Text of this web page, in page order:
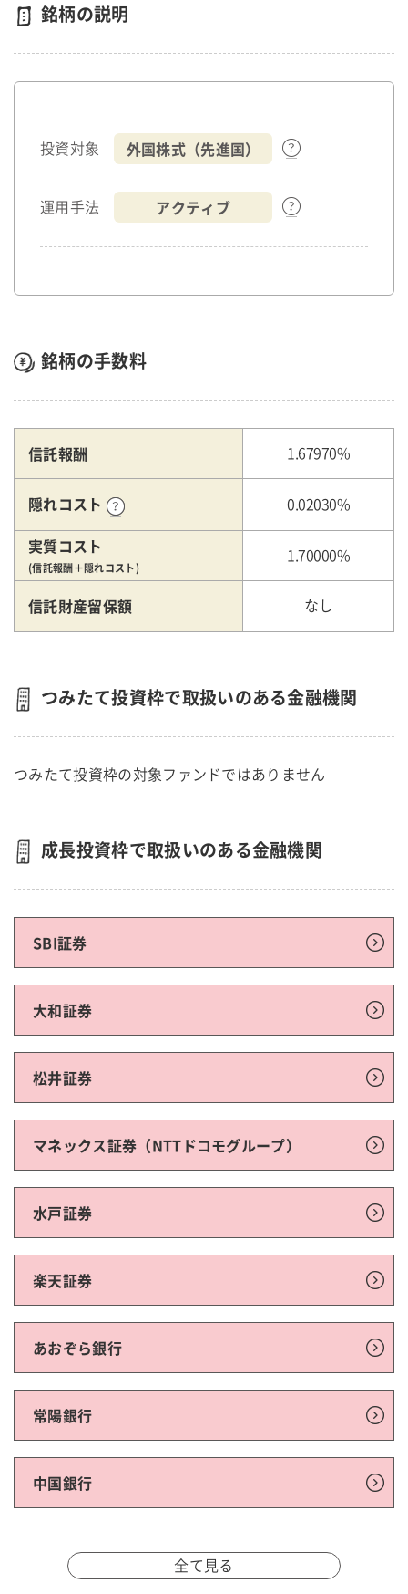
銘柄の説明
投資対象 外国株式（先進国）
運用手法 アクティブ
銘柄の手数料
信託報酬 1.67970%
隠れコスト 0.02030%
実質コスト
(信託報酬＋隠れコスト)
1.70000%
信託財産留保額 なし
つみたて投資枠で取扱いのある金融機関
つみたて投資枠の対象ファンドではありません
成長投資枠で取扱いのある金融機関
SBI証券
大和証券
松井証券
マネックス証券（NTTドコモグループ）
水戸証券
楽天証券
あおぞら銀行
常陽銀行
中国銀行
全て見る